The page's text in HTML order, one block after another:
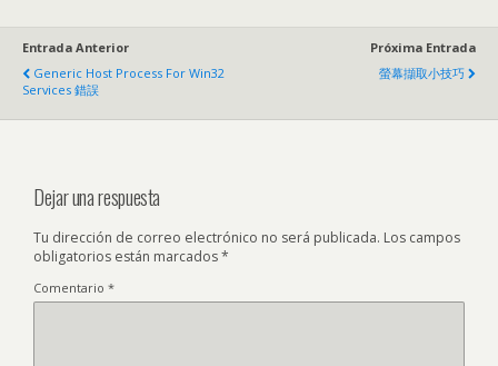
Entrada Anterior
Generic Host Process For Win32
Services 錯誤
Próxima Entrada
螢幕擷取小技巧
Dejar una respuesta
Tu dirección de correo electrónico no será publicada. Los campos
obligatorios están marcados*
Comentario *